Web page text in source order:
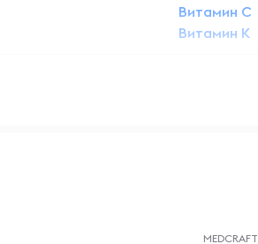
Витамин C
Витамин K
MEDCRAFT